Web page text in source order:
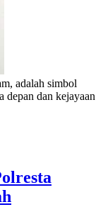
adalah simbol
depan dan kejayaan